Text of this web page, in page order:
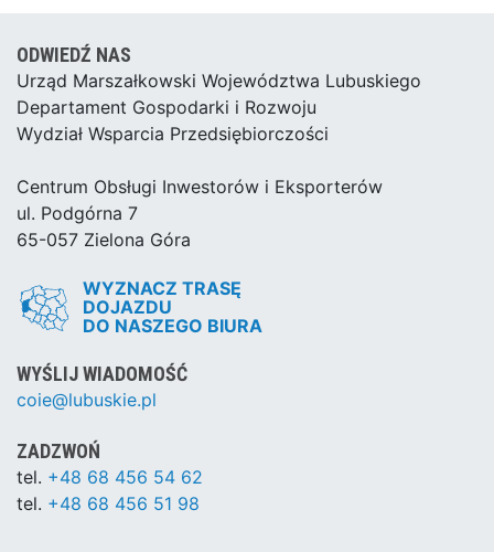
ODWIEDŹ NAS
Urząd Marszałkowski Województwa Lubuskiego
Departament Gospodarki i Rozwoju
Wydział Wsparcia Przedsiębiorczości
Centrum Obsługi Inwestorów i Eksporterów
ul. Podgórna 7
65-057 Zielona Góra
WYZNACZ TRASĘ
DOJAZDU
DO NASZEGO BIURA
WYŚLIJ WIADOMOŚĆ
coie@lubuskie.pl
ZADZWOŃ
tel. +48 68 456 54 62
tel. +48 68 456 51 98